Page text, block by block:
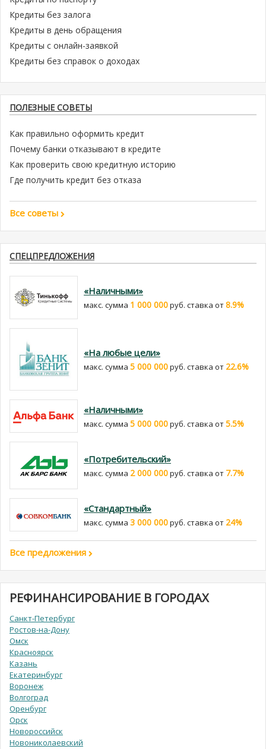
Кредиты без залога
Кредиты в день обращения
Кредиты с онлайн-заявкой
Кредиты без справок о доходах
ПОЛЕЗНЫЕ СОВЕТЫ
Как правильно оформить кредит
Почему банки отказывают в кредите
Как проверить свою кредитную историю
Где получить кредит без отказа
Все советы
СПЕЦПРЕДЛОЖЕНИЯ
«Наличными»
макс. сумма 1 000 000руб. cтавка от8.9%
«На любые цели»
макс. сумма 5 000 000руб. cтавка от 22.6%
«Наличными»
макс. сумма 5 000 000руб. cтавка от5.5%
«Потребительский»
макс. сумма 2 000 000руб. cтавка от 7.7%
«Стандартный»
макс. сумма 3 000 000руб. cтавка от 24%
Все предложения
РЕФИНАНСИРОВАНИЕ В ГОРОДАХ
Санкт-Петербург
Ростов-на-Дону
Омск
Красноярск
Казань
Екатеринбург
Воронеж
Волгоград
Оренбург
Орск
Новороссийск
Новониколаевский